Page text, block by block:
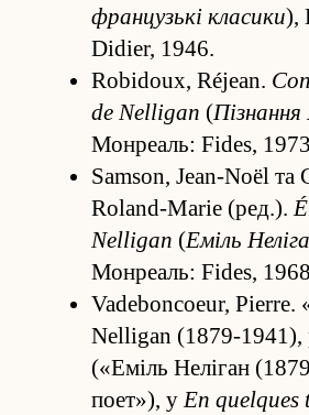
французькі класики),
Didier, 1946.
Robidoux, Réjean.
de Nelligan (Пі­зна­ння
Монреаль: Fides,
Samson, Jean-Noël та
Roland-Marie (ред.).
Nelligan (Еміль
Монреаль: Fides,
Vadeboncoeur, Pierre.
Nelligan (1879-1941),
(«Еміль Неліган
поет»), уEn quelques